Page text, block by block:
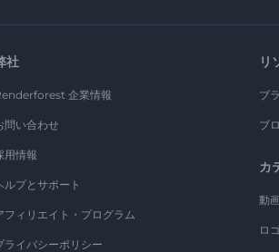
社
企業情報
問い合わせ
用情報
ルプとサポート
フィリエイト・プログラム
ライバシーポリシー
リ
ブ
ブ
カ
動
ロ